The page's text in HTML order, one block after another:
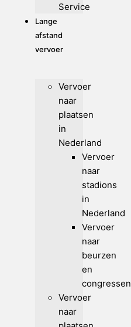
Service
Lange
afstand
vervoer
Vervoer
naar
plaatsen
in
Nederland
Vervoer
naar
stadions
in
Nederland
Vervoer
naar
beurzen
en
congressen
Vervoer
naar